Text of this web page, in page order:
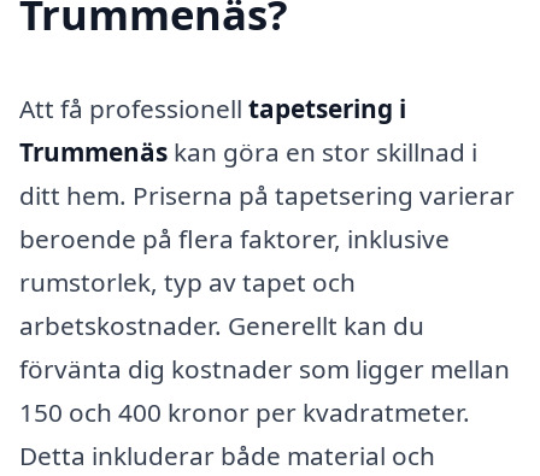
Trummenäs?
Att få professionell tapetsering i
Trummenäs kan göra en stor skillnad i
ditt hem. Priserna på tapetsering varierar
beroende på flera faktorer, inklusive
rumstorlek, typ av tapet och
arbetskostnader. Generellt kan du
förvänta dig kostnader som ligger mellan
150 och 400 kronor per kvadratmeter.
Detta inkluderar både material och